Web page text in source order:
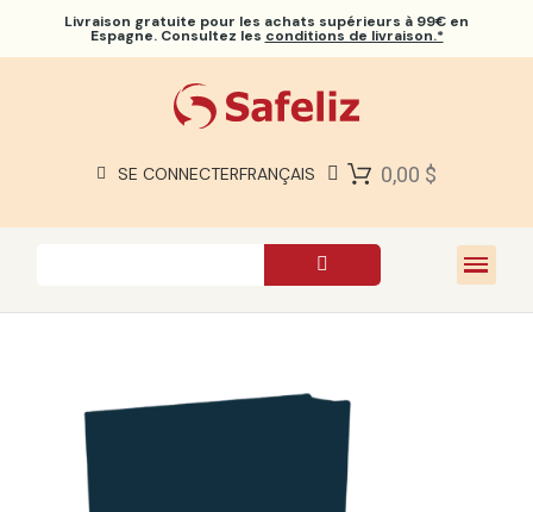
Livraison gratuite pour les achats supérieurs à 99€ en
Espagne. Consultez les conditions de livraison.*
SE CONNECTERFRANÇAIS 0,00 $
À PROPOS DE NOUS